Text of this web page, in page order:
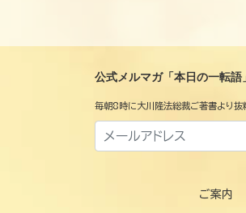
公式メルマガ「本日の一転語
毎朝8時に大川隆法総裁ご著書より抜
ご案内